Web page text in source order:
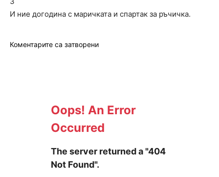
И ние догодина с маричката и спартак за ръчичка.
Коментарите са затворени